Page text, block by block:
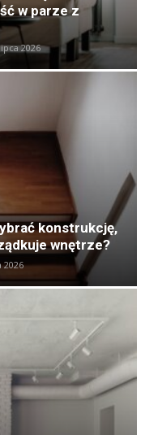
w parze z
2026
konstrukcję,
wnętrze?
2026